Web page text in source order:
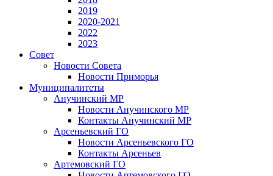
2019
2020-2021
2022
2023
Совет
Новости Совета
Новости Приморья
Муниципалитеты
Анучинский МР
Новости Анучинского МР
Контакты Анучинский МР
Арсеньевский ГО
Новости Арсеньевского ГО
Контакты Арсеньев
Артемовский ГО